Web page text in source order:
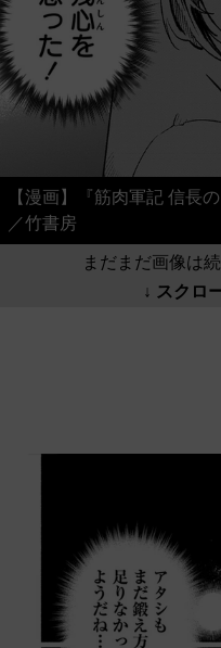
【漫画】『筋肉軍記 信長
／竹書房
まだまだ画像は
↓ スクロ